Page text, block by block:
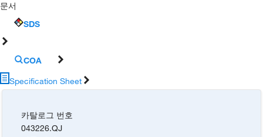
문서
SDS
COA
Specification Sheet
카탈로그 번호
043226.QJ